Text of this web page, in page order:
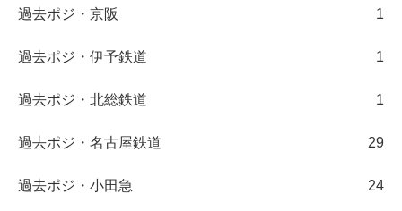
過去ポジ・京阪 1
過去ポジ・伊予鉄道 1
過去ポジ・北総鉄道 1
過去ポジ・名古屋鉄道 29
過去ポジ・小田急 24